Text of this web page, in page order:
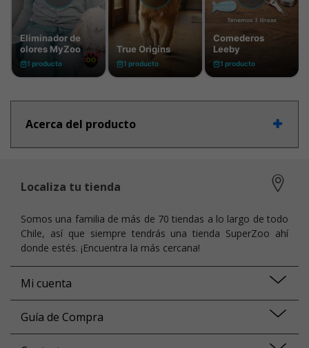
Acerca del producto
Localiza tu tienda
Somos una familia de más de 70 tiendas a lo largo de todo
Chile, así que siempre tendrás una tienda SuperZoo ahí
donde estés. ¡Encuentra la más cercana!
Mi cuenta
Guía de Compra